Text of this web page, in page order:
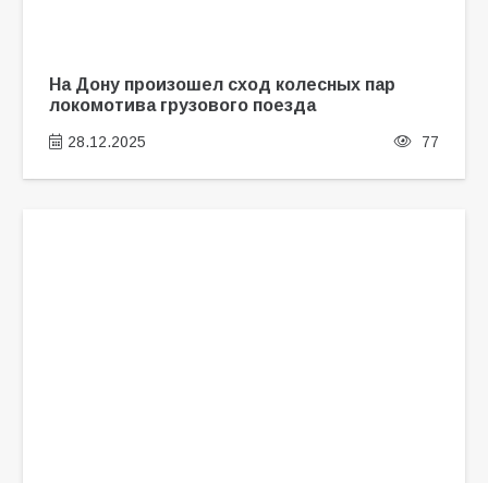
На Дону произошел сход колесных пар
локомотива грузового поезда
28.12.2025 77